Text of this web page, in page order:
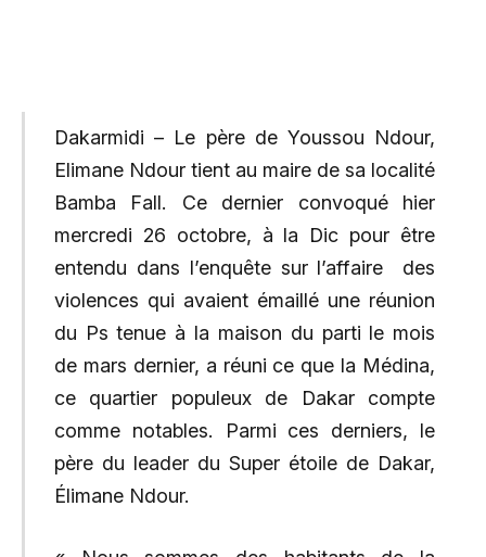
Dakarmidi – Le père de Youssou Ndour,
Elimane Ndour tient au maire de sa localité
Bamba Fall. Ce dernier convoqué hier
mercredi 26 octobre, à la Dic pour être
entendu dans l’enquête sur l’affaire des
violences qui avaient émaillé une réunion
du Ps tenue à la maison du parti le mois
de mars dernier, a réuni ce que la Médina,
ce quartier populeux de Dakar compte
comme notables. Parmi ces derniers, le
père du leader du Super étoile de Dakar,
Élimane Ndour.